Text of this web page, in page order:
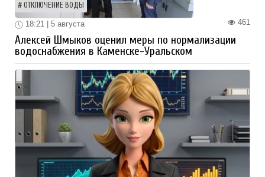
ОТКЛЮЧЕНИЕ ВОДЫ
461
18:21 | 5 августа
Алексей Шмыков оценил меры по нормализации
водоснабжения в Каменске-Уральском